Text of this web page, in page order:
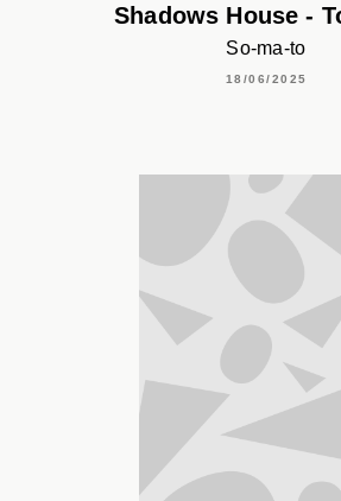
Shadows House -
So-ma-to
18/06/2025